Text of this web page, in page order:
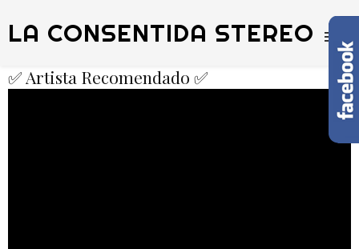
LA CONSENTIDA STEREO
✅ Artista Recomendado ✅